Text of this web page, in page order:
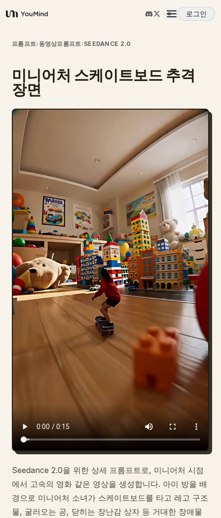
YouMind
로그인
개요
사용 사례
스킬
프롬프트
가격
다운로드
블로그
업데이트
프롬프트› 동영상프롬프트›SEEDANCE 2.0
미니어처 스케이트보드 추격
장면
Seedance 2.0을 위한 상세 프롬프트로, 미니어처 시점
에서 고속의 영화 같은 영상을 생성합니다. 아이 방을 배
경으로 미니어처 소녀가 스케이트보드를 타고 레고 구조
물, 굴러오는 공, 닫히는 장난감 상자 등 거대한 장애물